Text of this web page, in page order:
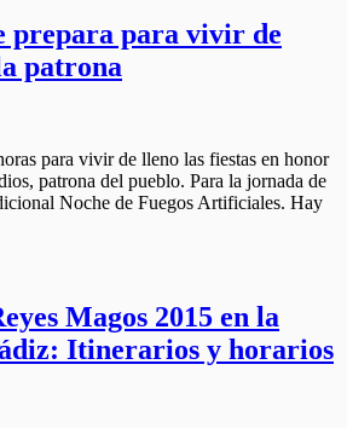
prepara para vivir de
patrona
para vivir de lleno las fiestas en honor
patrona del pueblo. Para la jornada de
Noche de Fuegos Artificiales. Hay
Magos 2015 en la
Itinerarios y horarios